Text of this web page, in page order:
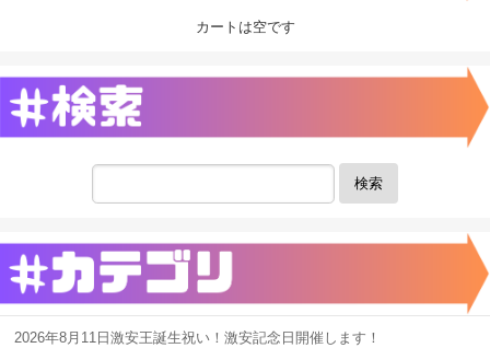
カートは空です
検索
2026年8月11日激安王誕生祝い！激安記念日開催します！